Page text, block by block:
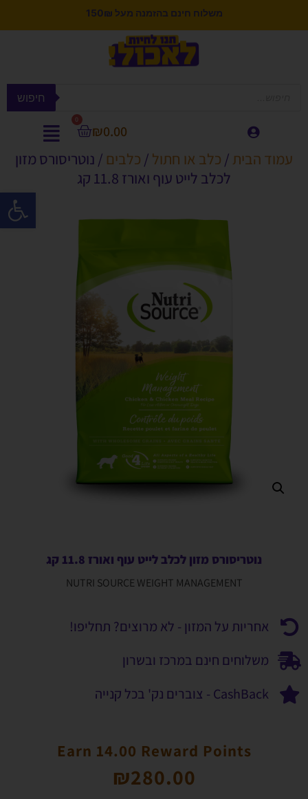
פתח
משלוח חינם בהזמנה מעל 150₪
חיפוש
₪0.00
0
עמוד הבית / כלב או חתול / כלבים / נוטריסורס מזון
לכלב לייט עוף ואורז 11.8 קג
נוטריסורס מזון לכלב לייט עוף ואורז 11.8 קג
NUTRI SOURCE WEIGHT MANAGEMENT
אחריות על המזון - לא מרוצים? תחליפו!
משלוחים חינם במרכז ובשרון
CashBack - צוברים נק' בכל קנייה
Earn 14.00 Reward Points
₪280.00